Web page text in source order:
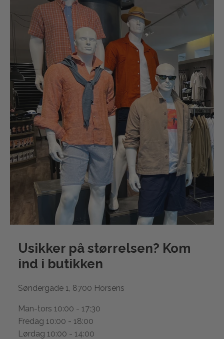
Usikker på størrelsen? Kom
ind i butikken
Søndergade 1, 8700 Horsens
Man-tors 10:00 - 17:30
Fredag 10:00 - 18:00
Lørdag 10:00 - 14:00